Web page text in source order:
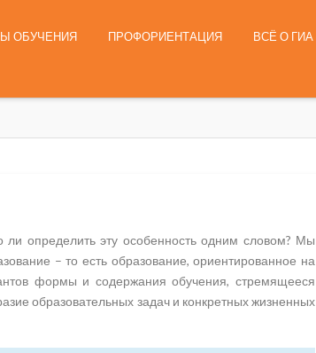
ОБУЧЕНИЯ ПРОФОРИЕНТАЦИЯ ВСЁ О ГИА
определить эту особенность одним словом? Мы
– то есть образование, ориентированное на
формы и содержания обучения, стремящееся
образовательных задач и конкретных жизненных